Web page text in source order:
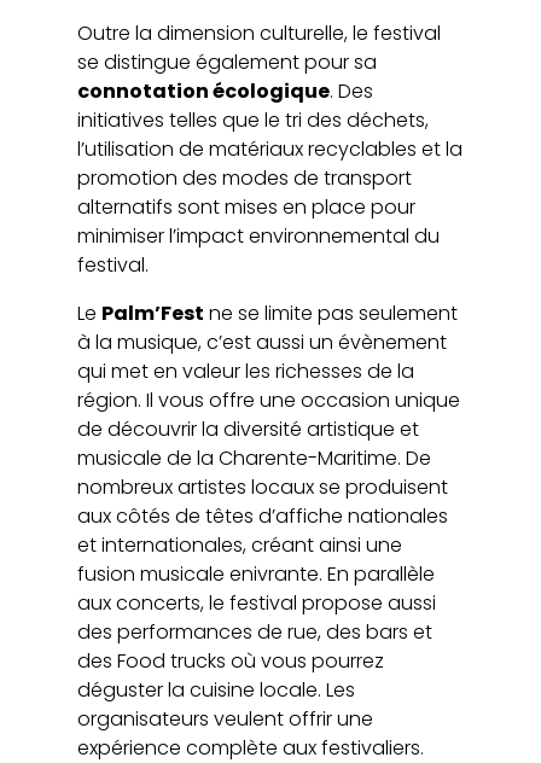
Outre la dimension culturelle, le festival
se distingue également pour sa
connotation écologique. Des
initiatives telles que le tri des déchets,
l’utilisation de matériaux recyclables et la
promotion des modes de transport
alternatifs sont mises en place pour
minimiser l’impact environnemental du
festival.
Le Palm’Fest ne se limite pas seulement
à la musique, c’est aussi un évènement
qui met en valeur les richesses de la
région. Il vous offre une occasion unique
de découvrir la diversité artistique et
musicale de la Charente-Maritime. De
nombreux artistes locaux se produisent
aux côtés de têtes d’affiche nationales
et internationales, créant ainsi une
fusion musicale enivrante. En parallèle
aux concerts, le festival propose aussi
des performances de rue, des bars et
des Food trucks où vous pourrez
déguster la cuisine locale. Les
organisateurs veulent offrir une
expérience complète aux festivaliers.